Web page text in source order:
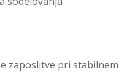
zaposlitve pri stabilnem